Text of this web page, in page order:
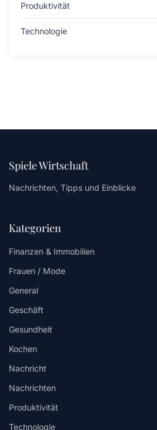
Produktivität
Technologie
Spiele Wirtschaft
Nachrichten, Tipps und Einblicke
Kategorien
Finanzen & Immobilien
Frauen / Mode
General
Geschäft
Gesundheit
Kochen
Nachricht
Nachrichten
Produktivität
Technologie